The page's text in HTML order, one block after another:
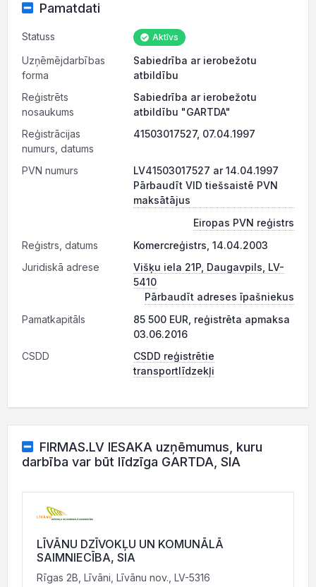
Pamatdati
Statuss Aktīvs
Uzņēmējdarbības
forma
Sabiedrība ar ierobežotu
atbildību
Reģistrēts
nosaukums
Sabiedrība ar ierobežotu
atbildību "GARTDA"
Reģistrācijas
numurs, datums
41503017527, 07.04.1997
PVN numurs
LV41503017527 ar 14.04.1997
Pārbaudīt VID tiešsaistē PVN
maksātājus
Eiropas PVN reģistrs
Reģistrs, datums
Komercreģistrs, 14.04.2003
Juridiskā adrese
Višķu iela 21P, Daugavpils, LV-
5410
Pārbaudīt adreses īpašniekus
Pamatkapitāls
85 500 EUR, reģistrēta apmaksa
03.06.2016
CSDD
CSDD reģistrētie
transportlīdzekļi
FIRMAS.LV IESAKA uzņēmumus, kuru
darbība var būt līdzīga GARTDA, SIA
LĪVĀNU DZĪVOKĻU UN KOMUNĀLĀ
SAIMNIECĪBA, SIA
Rīgas 2B, Līvāni, Līvānu nov., LV-5316